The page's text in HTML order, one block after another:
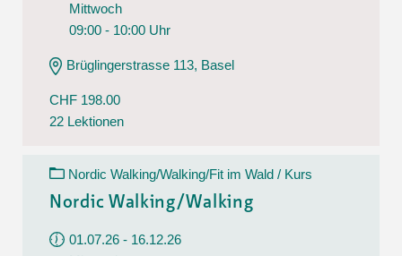
Mittwoch
09:00 - 10:00 Uhr
Brüglingerstrasse 113, Basel
CHF 198.00
22 Lektionen
Nordic Walking/Walking/Fit im Wald / Kurs
Nordic Walking/Walking
01.07.26 - 16.12.26